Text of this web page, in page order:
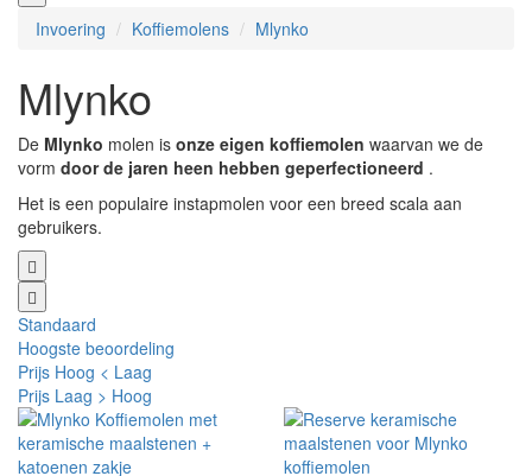
Invoering Koffiemolens Mlynko
Mlynko
De Mlynko molen is onze eigen koffiemolen waarvan we de
vorm door de jaren heen hebben geperfectioneerd .
Het is een populaire instapmolen voor een breed scala aan
gebruikers.
Standaard
Hoogste beoordeling
Prijs Hoog < Laag
Prijs Laag > Hoog